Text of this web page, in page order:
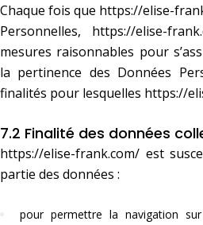
Chaque fois que https://elise-
Personnelles, https://elise-
mesures raisonnables pour
la pertinence des Données
finalités pour lesquelles https://
7.2 Finalité des données
https://elise-frank.com/ est
partie des données :
pour permettre la navigation